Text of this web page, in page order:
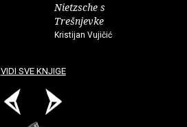
Nietzsche s
Trešnjevke
Kristijan Vujičić
VIDI SVE KNJIGE